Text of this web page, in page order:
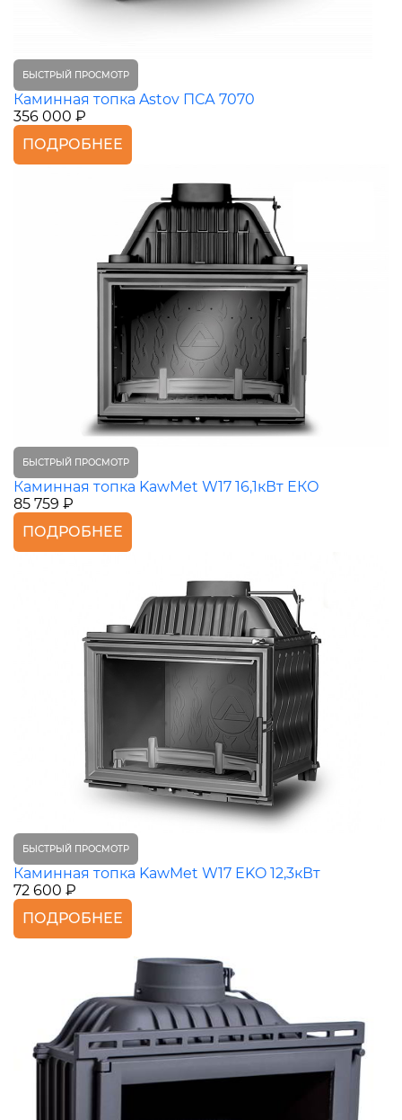
БЫСТРЫЙ ПРОСМОТР
Каминная топка Astov ПСА 7070
356 000 ₽
ПОДРОБНЕЕ
БЫСТРЫЙ ПРОСМОТР
Каминная топка KawMet W17 16,1кВт ЕКО
85 759 ₽
ПОДРОБНЕЕ
БЫСТРЫЙ ПРОСМОТР
Каминная топка KawMet W17 EKO 12,3кВт
72 600 ₽
ПОДРОБНЕЕ